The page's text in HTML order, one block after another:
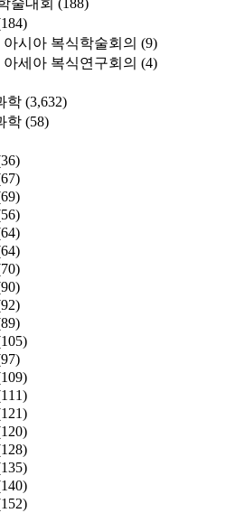
술대회 (188)
아시아 복식학술회의 (9)
아세아 복식연구회의 (4)
학 (3,632)
학 (58)